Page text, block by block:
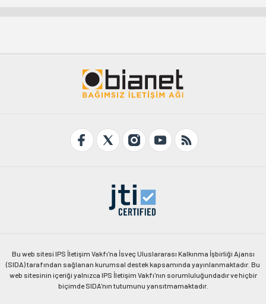
Bu web sitesi IPS İletişim Vakfı'na İsveç Uluslararası Kalkınma İşbirliği Ajansı
(SIDA) tarafından sağlanan kurumsal destek kapsamında yayınlanmaktadır. Bu
web sitesinin içeriği yalnızca IPS İletişim Vakfı'nın sorumluluğundadır ve hiçbir
biçimde SIDA'nın tutumunu yansıtmamaktadır.